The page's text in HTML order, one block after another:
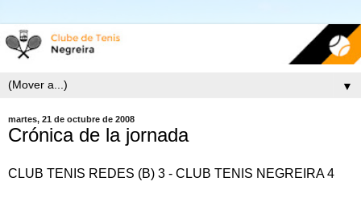
▼
martes, 21 de octubre de 2008
Crónica de la jornada
CLUB TENIS REDES (B) 3 - CLUB TENIS NEGREIRA 4